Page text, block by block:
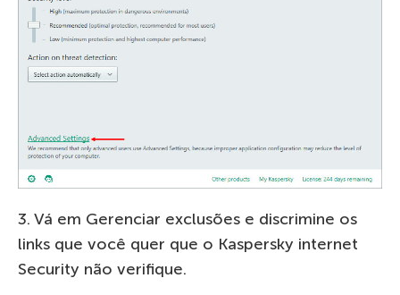
3. Vá em Gerenciar exclusões e discrimine os
links que você quer que o Kaspersky internet
Security não verifique.